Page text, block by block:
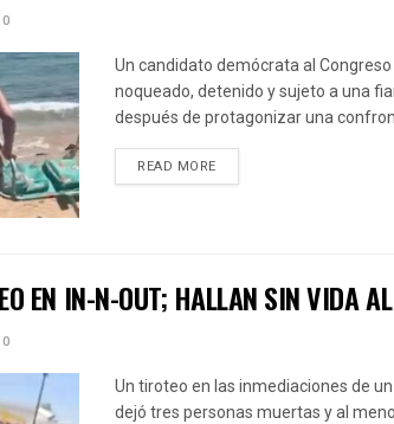
0
Un candidato demócrata al
noqueado, detenido y sujeto a una
después de protagonizar una
READ MORE
EN IN-N-OUT; HALLAN SIN VIDA
0
Un tiroteo en las inmediaciones de
dejó tres personas muertas y al